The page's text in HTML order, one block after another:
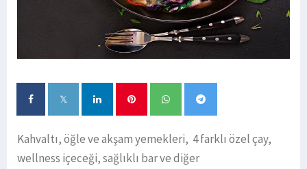
Kahvaltı, öğle ve akşam yemekleri, 4 farklı özel çay,
wellness içeceği, sağlıklı bar ve diğer